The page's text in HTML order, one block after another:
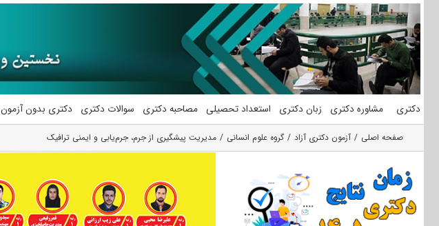
محتوا
دکتری مشاوره دکتری زبان دکتری استعداد تحصیلی مصاحبه دکتری سوالات دکتری دکتری بدون آزمون
صفحه اصلی آزمون دکتری آزاد گروه علوم انسانی مدیریت پیشگیری از جرم، جرم‌یابی و ایمنی ترافیک